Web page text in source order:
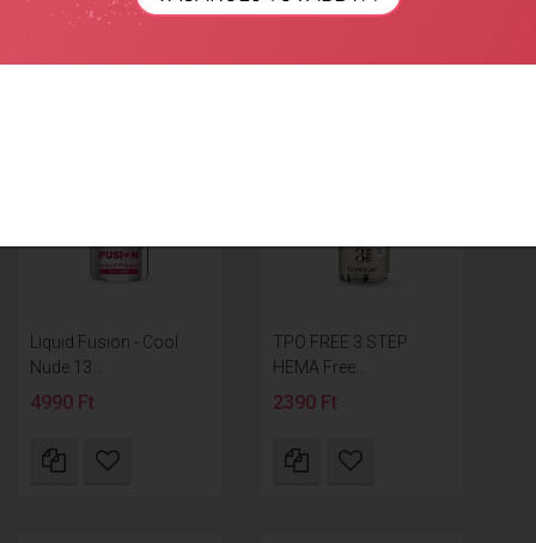
Liquid Fusion - Cool
Nude 13...
4990 Ft
TPO FREE 3 STEP
HEMA Free...
2390 Ft